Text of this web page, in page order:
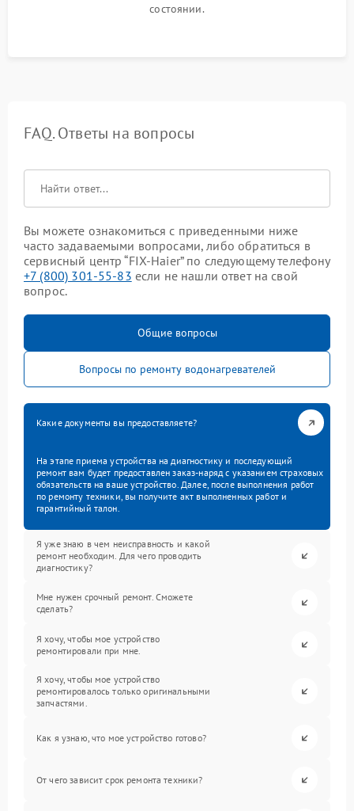
состоянии.
FAQ. Ответы на вопросы
Вы можете ознакомиться с приведенными ниже
часто задаваемыми вопросами, либо обратиться в
сервисный центр “FIX-Haier” по следующему телефону
+7 (800) 301-55-83 если не нашли ответ на свой
вопрос.
Общие вопросы
Вопросы по ремонту водонагревателей
Какие документы вы предоставляете?
На этапе приема устройства на диагностику и последующий
ремонт вам будет предоставлен заказ-наряд с указанием страховых
обязательств на ваше устройство. Далее, после выполнения работ
по ремонту техники, вы получите акт выполненных работ и
гарантийный талон.
Я уже знаю в чем неисправность и какой
ремонт необходим. Для чего проводить
диагностику?
Мне нужен срочный ремонт. Сможете
сделать?
Я хочу, чтобы мое устройство
ремонтировали при мне.
Я хочу, чтобы мое устройство
ремонтировалось только оригинальными
запчастями.
Как я узнаю, что мое устройство готово?
От чего зависит срок ремонта техники?